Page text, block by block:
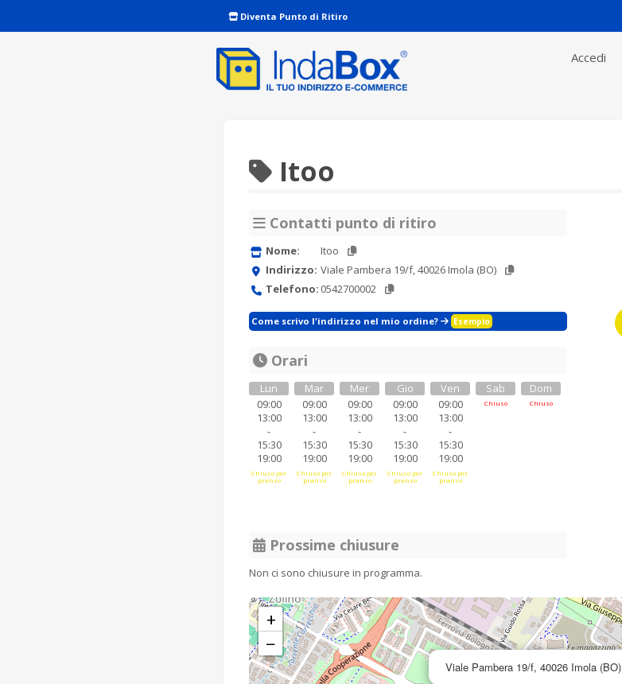
Diventa Punto di Ritiro
Accedi
Itoo
Contatti punto di ritiro
Nome:
Itoo
Indirizzo: Viale Pambera 19/f, 40026 Imola (BO)
Telefono: 0542700002
Come scrivo l'indirizzo nel mio ordine? Esempio
Orari
Lun
09:00
13:00
-
15:30
19:00
Chiuso per
pranzo
Mar
09:00
13:00
-
15:30
19:00
Chiuso per
pranzo
Mer
09:00
13:00
-
15:30
19:00
Chiuso per
pranzo
Gio
09:00
13:00
-
15:30
19:00
Chiuso per
pranzo
Ven
09:00
13:00
-
15:30
19:00
Chiuso per
pranzo
Sab
Chiuso
Dom
Chiuso
Prossime chiusure
Non ci sono chiusure in programma.
Viale Pambera 19/f, 40026 Imola (BO)
+
−